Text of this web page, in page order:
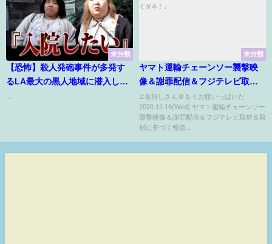
未分類
【恐怖】殺人発砲事件が多発す
るLA最大の黒人地域に潜入して
...
未分類
ヤマト運輸チェーンソー襲撃映
像＆謝罪配信＆フジテレビ取材
＆取材に基づく報道「とくダ
ネ！」
1:名無しさん＠もうお腹いっぱいだ
2020.12.16(Wed) ヤマト運輸チェーンソー
襲撃映像＆謝罪配信＆フジテレビ取材＆取
材に基づく報道...